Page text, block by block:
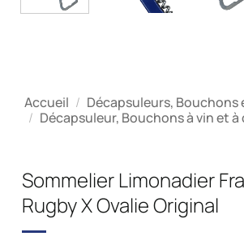
Accueil / Décapsuleurs, Bouchons
/ Décapsuleur, Bouchons à vin et
Sommelier Limonadier
Rugby X Ovalie Original